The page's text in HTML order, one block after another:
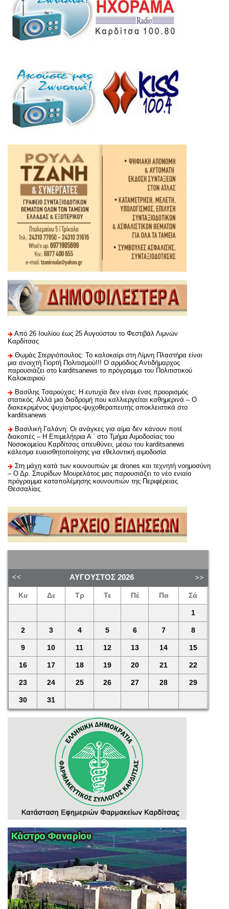
Από 26 Ιουλίου έως 25 Αυγούστου το Φεστιβάλ Λιμνών
Καρδίτσας
Θωμάς Στεργιόπουλος: Το καλοκαίρι στη Λίμνη Πλαστήρα είναι
μια ανοιχτή Γιορτή Πολιτισμού!!! Ο αρμόδιος Αντιδήμαρχος
παρουσιάζει στο karditsanews το πρόγραμμα του Πολιτιστικού
Καλοκαιριού
Βασίλης Τσαρούχας: Η ευτυχία δεν είναι ένας προορισμός
στατικός. Αλλά μια διαδρομή που καλλιεργείται καθημερινά – Ο
διακεκριμένος ψυχίατρος-ψυχοθεραπευτής αποκλειστικά στο
karditsanews
Βασιλική Γαλάνη: Οι ανάγκες για αίμα δεν κάνουν ποτέ
διακοπές – Η Επιμελήτρια Α ΄ στο Τμήμα Αιμοδοσίας του
Νοσοκομείου Καρδίτσας απευθύνει, μέσω του karditsanews
κάλεσμα ευαισθητοποίησης για εθελοντική αιμοδοσία
Στη μάχη κατά των κουνουπιών με drones και τεχνητή νοημοσύνη
– Ο Δρ. Σπυρίδων Μουρελάτος μας παρουσιάζει το νέο ενιαίο
πρόγραμμα καταπολέμησης κουνουπιών της Περιφέρειας
Θεσσαλίας
ΑΎΓΟΥΣΤΟΣ 2026
Κυ Δε Τρ Τε Πέ Πα Σά
1
2 3 4 5 6 7 8
9 10 11 12 13 14 15
16 17 18 19 20 21 22
23 24 25 26 27 28 29
30 31